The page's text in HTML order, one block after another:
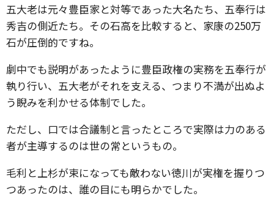
五大老は元々豊臣家と対等であった大名たち、五奉行は
秀吉の側近たち。その石高を比較すると、家康の250万
石が圧倒的ですね。
劇中でも説明があったように豊臣政権の実務を五奉行が
執り行い、五大老がそれを支える、つまり不満が出ぬよ
う睨みを利かせる体制でした。
ただし、口では合議制と言ったところで実際は力のある
者が主導するのは世の常というもの。
毛利と上杉が束になっても敵わない徳川が実権を握りつ
つあったのは、誰の目にも明らかでした。